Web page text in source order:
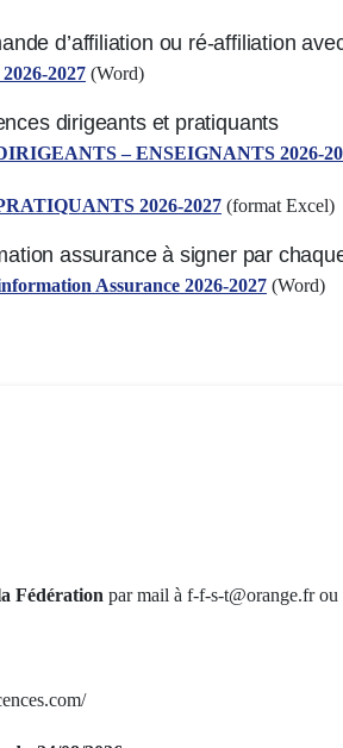
d’affiliation ou ré-affiliation
2026-2027 (Word)
dirigeants et pratiquants
– ENSEIGNANTS 2026-
2026-2027 (format Excel)
assurance à signer par
Assurance 2026-2027 (Word)
Fédération par mail à f-f-s-t@orange.fr